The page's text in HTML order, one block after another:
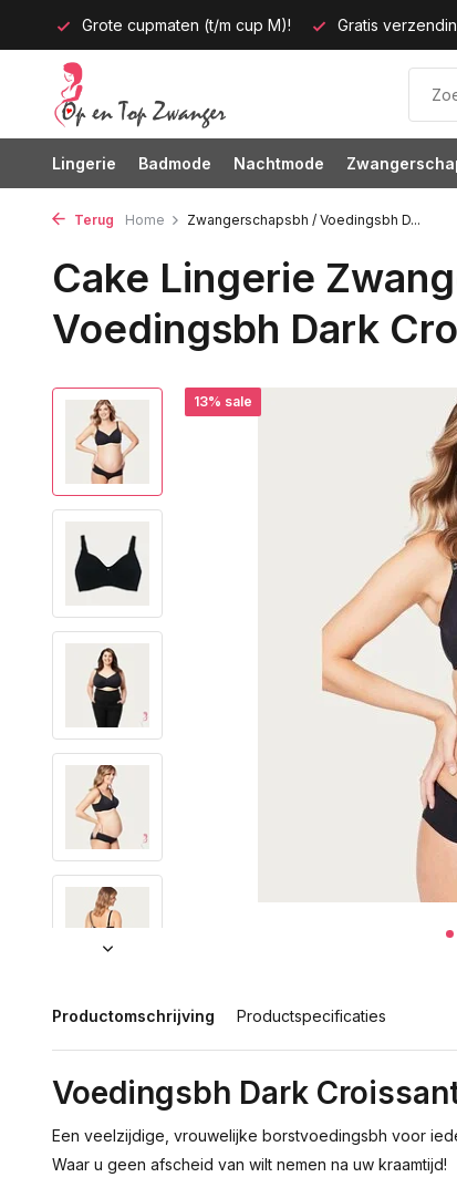
Gratis verzending vanaf 35 euro 60 dagen
Lingerie Badmode Nachtmode
Terug Home Zwangerschapsbh / Voedingsbh D...
Cake Lingerie
Voedingsbh Dark
13% sale
Productomschrijving Productspecificaties
Voedingsbh Dark
Een veelzijdige, vrouwelijke borstvoedingsbh voor
Waar u geen afscheid van wilt nemen na uw kraamtijd!